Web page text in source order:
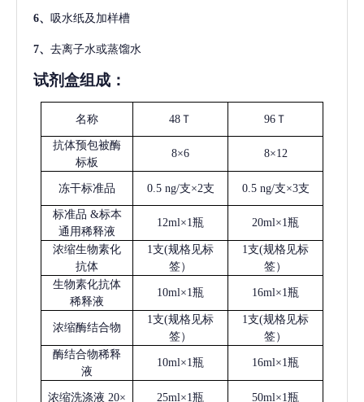
6、 吸水纸及加样槽
7、 去离子水或蒸馏水
试剂盒组成：
名称 48Ｔ 96Ｔ
抗体预包被酶
标板
8×6 8×12
冻干标准品 0.5 ng/支×2支 0.5 ng/支×3支
标准品 &标本
通用稀释液
12ml×1瓶 20ml×1瓶
浓缩生物素化
抗体
1支(规格见标
签）
1支(规格见标
签）
生物素化抗体
稀释液
10ml×1瓶 16ml×1瓶
浓缩酶结合物
1支(规格见标
签）
1支(规格见标
签）
酶结合物稀释
液
10ml×1瓶 16ml×1瓶
浓缩洗涤液 20× 25ml×1瓶 50ml×1瓶